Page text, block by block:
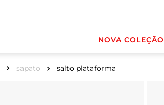
NOVA COLEÇÃO
sapato salto plataforma